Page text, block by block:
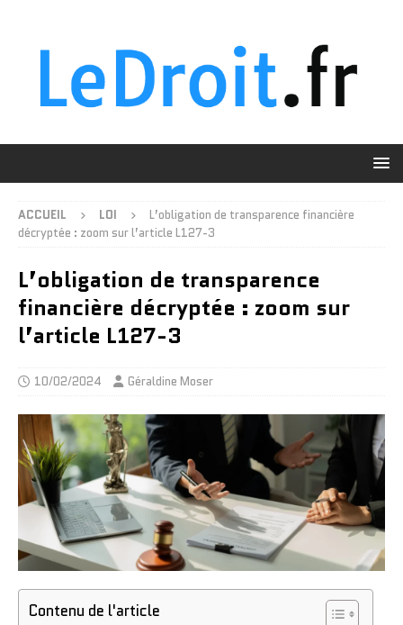
ACCUEIL LOI
L’obligation de transparence financière
décryptée : zoom sur l’article L127-3
L’obligation de transparence
financière décryptée : zoom sur
l’article L127-3
10/02/2024 Géraldine Moser
Contenu de l'article